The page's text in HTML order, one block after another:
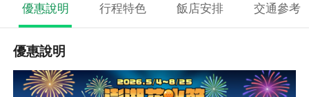
優惠說明 行程特色 飯店安排 交通參考
優惠說明